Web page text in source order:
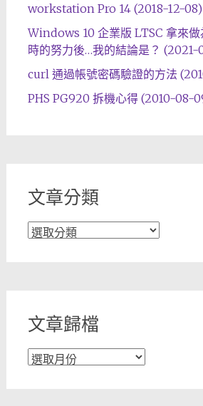
workstation Pro 14 (2018-12-08)
Windows 10 企業版 LTSC 拿來
時的努力後…我的結論是？ (2021-
curl 通過帳號密碼驗證的方法
PHS PG920 拆機心得 (2010-08-
文章分類
文
文章歸檔
文